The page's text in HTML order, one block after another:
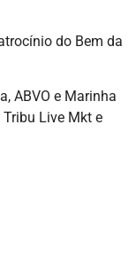
do Bem da
ABVO e Marinha
Live Mkt e